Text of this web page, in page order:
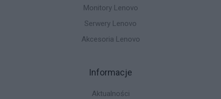
Monitory Lenovo
Serwery Lenovo
Akcesoria Lenovo
Informacje
Aktualności